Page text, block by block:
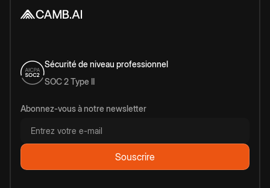
Sécurité de niveau professionnel
SOC 2 Type II
Abonnez-vous à notre newsletter